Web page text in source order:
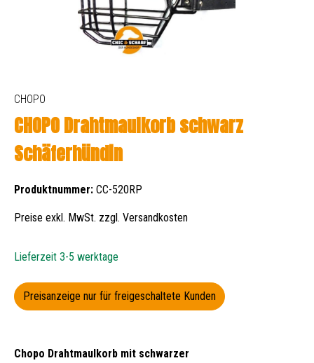
CHOPO
CHOPO Drahtmaulkorb schwarz
Schäferhündin
Produktnummer: CC-520RP
Preise exkl. MwSt. zzgl. Versandkosten
Lieferzeit 3-5 werktage
Preisanzeige nur für freigeschaltete Kunden
Chopo Drahtmaulkorb mit schwarzer